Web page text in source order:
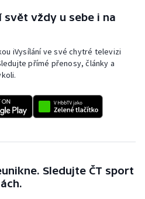
vždy u sebe i na
iVysílání ve své chytré televizi
přímé přenosy, články a
Sledujte ČT sport